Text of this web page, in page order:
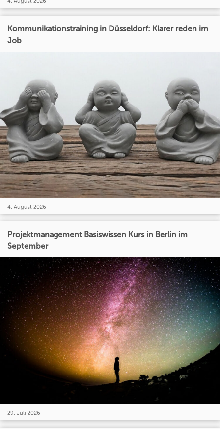
Kommunikationstraining in Düsseldorf: Klarer reden im
Job
4. August 2026
Projektmanagement Basiswissen Kurs in Berlin im
September
29. Juli 2026